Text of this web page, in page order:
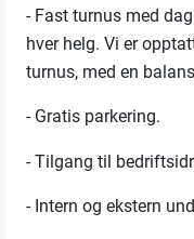
- Fast turnus med
hver helg. Vi er
turnus, med en
- Gratis parkering.
- Tilgang til
- Intern og ekstern